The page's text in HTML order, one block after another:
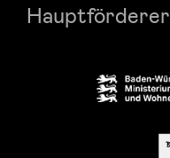
Hauptförderer